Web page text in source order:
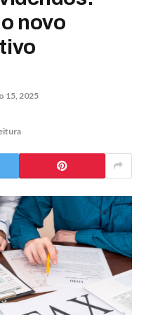
novo
15, 2025